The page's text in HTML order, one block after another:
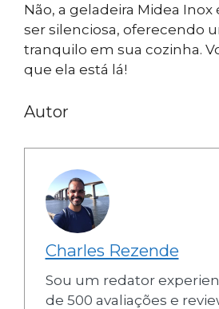
Não, a geladeira Midea Inox
ser silenciosa, oferecendo
tranquilo em sua cozinha.
que ela está lá!
Autor
Charles Rezende
Sou um redator
de 500 avaliações e